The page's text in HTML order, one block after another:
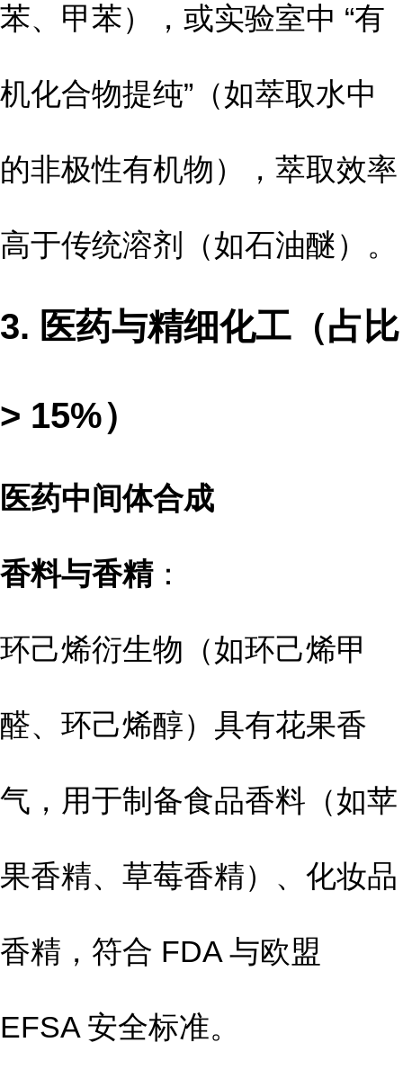
苯、甲苯），或实验室中 “有
机化合物提纯”（如萃取水中
的非极性有机物），萃取效率
高于传统溶剂（如石油醚）。
3. 医药与精细化工（占比
> 15%）
医药中间体合成
香料与香精：
环己烯衍生物（如环己烯甲
醛、环己烯醇）具有花果香
气，用于制备食品香料（如苹
果香精、草莓香精）、化妆品
香精，符合 FDA 与欧盟
EFSA 安全标准。